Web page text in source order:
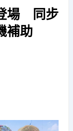
場 同步
補助